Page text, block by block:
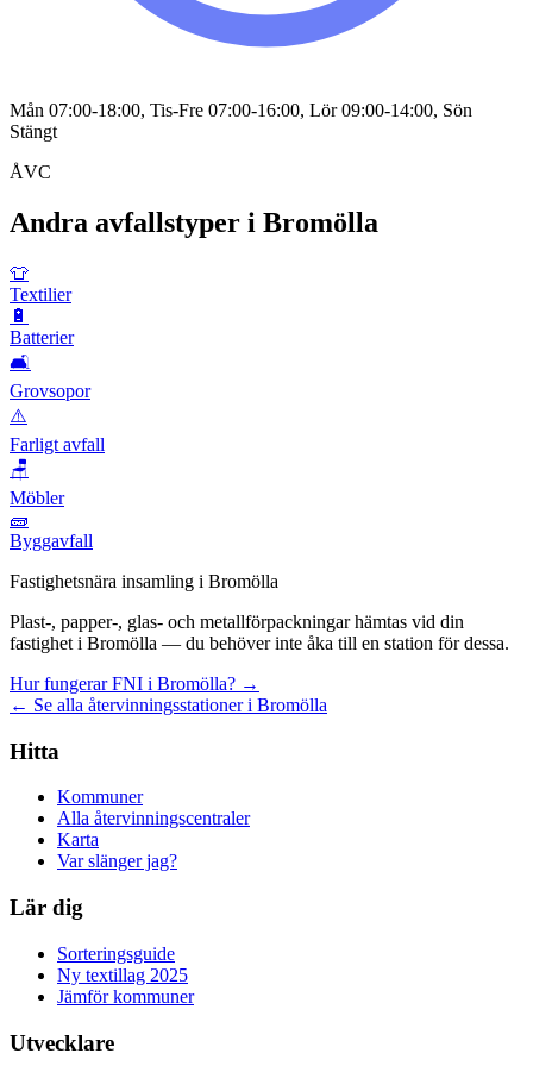
Mån 07:00-18:00, Tis-Fre 07:00-16:00, Lör 09:00-14:00, Sön
Stängt
ÅVC
Andra avfallstyper i Bromölla
👕
Textilier
🔋
Batterier
🛋️
Grovsopor
⚠️
Farligt avfall
🪑
Möbler
🧱
Byggavfall
Fastighetsnära insamling i Bromölla
Plast-, papper-, glas- och metallförpackningar hämtas vid din
fastighet i Bromölla — du behöver inte åka till en station för dessa.
Hur fungerar FNI i Bromölla? →
← Se alla återvinningsstationer i Bromölla
Hitta
Kommuner
Alla återvinningscentraler
Karta
Var slänger jag?
Lär dig
Sorteringsguide
Ny textillag 2025
Jämför kommuner
Utvecklare